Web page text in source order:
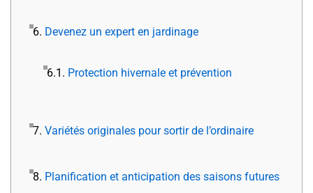
6. Devenez un expert en jardinage
6.1. Protection hivernale et prévention
7. Variétés originales pour sortir de l’ordinaire
8. Planification et anticipation des saisons futures